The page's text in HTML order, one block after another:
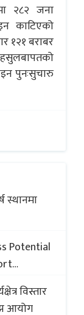
२८२ जना
काटिएको
१२१ बराबर
पुनःसुचारु
स्थानमा
Potential
Sweets
to
विस्तार
आयोग